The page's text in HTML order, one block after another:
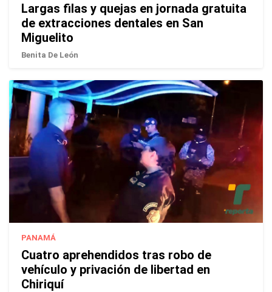
Largas filas y quejas en jornada gratuita
de extracciones dentales en San
Miguelito
Benita De León
PANAMÁ
Cuatro aprehendidos tras robo de
vehículo y privación de libertad en
Chiriquí